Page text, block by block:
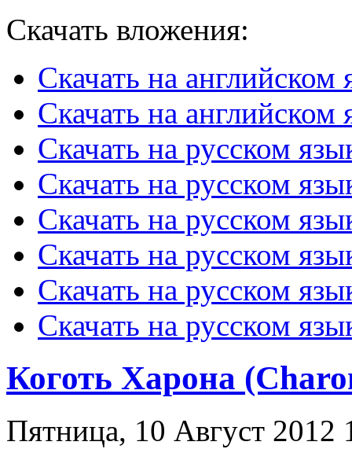
Скачать вложения:
Скачать на английском
Скачать на английском
Скачать на русском
Скачать на русском
Скачать на русском
Скачать на русском
Скачать на русском
Скачать на русском
Коготь Харона
Пятница, 10 Август 2012